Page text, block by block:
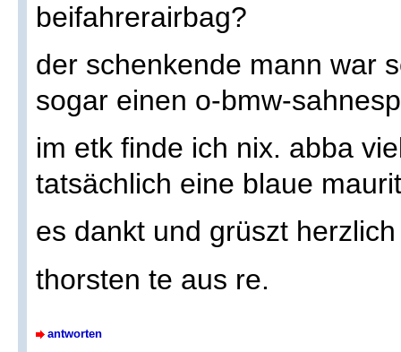
beifahrerairbag?
der schenkende mann war
sogar einen o-bmw-
im etk finde ich nix. abba
tatsächlich eine blaue
es dankt und grüszt
thorsten te aus re.
antworten